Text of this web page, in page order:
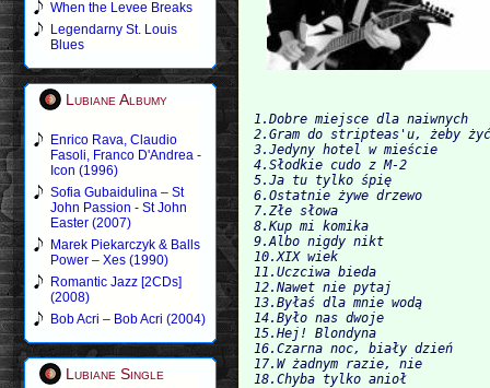
When the Levee Breaks
Legendarny St. Louis
Blues
Lubiane Albumy
Enrico Rava, Claudio
Fasoli, Franco D'Andrea -
Icon (1996)
Sofia Gubaidulina – St
John Passion - St John
Easter (2007)
Marek Piekarczyk & Balls
Power – Xes (1990)
Romantic Jazz [2CDs]
(2008)
Bob Acri – Bob Acri (2004)
Lubiane Single
1.Dobre miejsce dla naiwnych
2.Gram do stripteas'u, żeby
3.Jedyny hotel w mieście
4.Słodkie cudo z M-2
5.Ja tu tylko śpię
6.Ostatnie żywe drzewo
7.Złe słowa
8.Kup mi komika
9.Albo nigdy nikt
10.XIX wiek
11.Uczciwa bieda
12.Nawet nie pytaj
13.Byłaś dla mnie wodą
14.Było nas dwoje
15.Hej! Blondyna
16.Czarna noc, biały dzień
17.W żadnym razie, nie
18.Chyba tylko anioł